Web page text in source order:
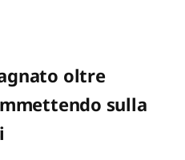
oltre
sulla